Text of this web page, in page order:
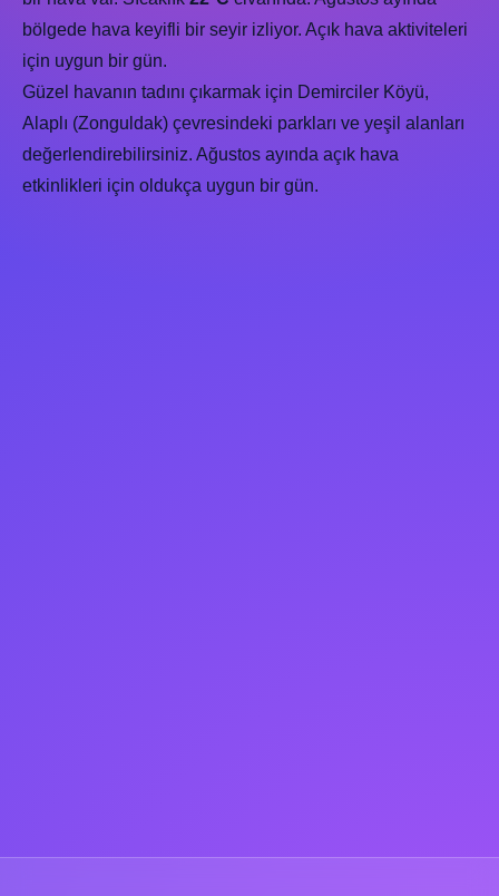
bölgede hava keyifli bir seyir izliyor. Açık hava aktiviteleri
için uygun bir gün.
Güzel havanın tadını çıkarmak için Demirciler Köyü,
Alaplı (Zonguldak) çevresindeki parkları ve yeşil alanları
değerlendirebilirsiniz. Ağustos ayında açık hava
etkinlikleri için oldukça uygun bir gün.